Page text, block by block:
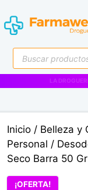
al
contenido
Búsqueda
de
productos
Inicio / Belleza y
Personal /
Seco Barra 50 Gr
¡OFERTA!